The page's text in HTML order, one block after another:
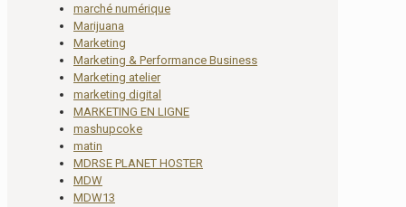
marché numérique
Marijuana
Marketing
Marketing & Performance Business
Marketing atelier
marketing digital
MARKETING EN LIGNE
mashupcoke
matin
MDRSE PLANET HOSTER
MDW
MDW13